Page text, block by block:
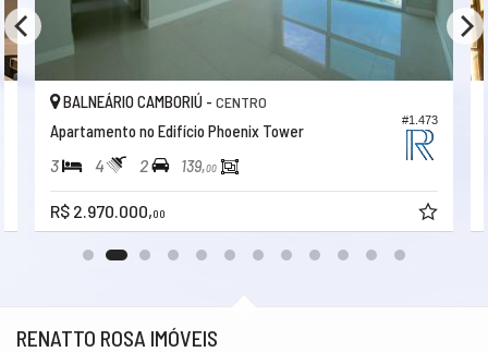
Entrada para Banhistas
Hall Decorado e Mobiliado
Lounge
Estar Social
Acessibilidade para PNE
-CENTRO
Edifício Phoenix Tower
139,00
Apartamento no
R$ 6.990.000,
RENATTO ROSA IMÓVEIS